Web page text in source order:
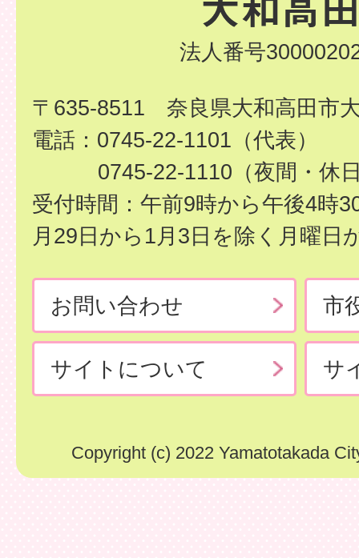
法人番号
〒635-8511 奈良県大和高田市
電話：0745-22-1101（代表）
0745-22-1110（夜間・休
受付時間：午前9時から午後4時
月29日から1月3日を除く月曜日
お問い合わせ 市
サイトについて サ
Copyright (c) 2022 Yamatotakada